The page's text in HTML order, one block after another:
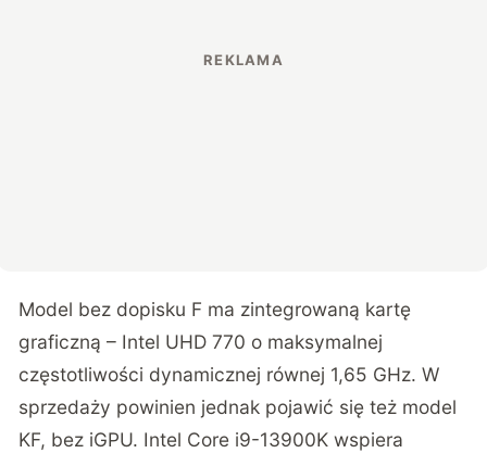
Model bez dopisku F ma zintegrowaną kartę
graficzną – Intel UHD 770 o maksymalnej
częstotliwości dynamicznej równej 1,65 GHz. W
sprzedaży powinien jednak pojawić się też model
KF, bez iGPU. Intel Core i9-13900K wspiera